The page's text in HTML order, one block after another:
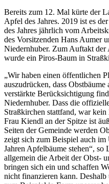
Bereits zum 12. Mal kürte der
Apfel des Jahres. 2019 ist es
des Jahres jährlich vom
des Vorsitzenden Hans Aumer
Niedernhuber. Zum Auftakt der
wurde ein Piros-Baum in
„Wir haben einen öffentlichen
auszudrücken, dass
verstärkte Berücksichtigung
Niedernhuber. Dass die
Straßkirchen stattfand, war
Frau Kiendl an der Spitze ist
Seiten der Gemeinde werden
zeigt sich zum Beispiel auch
Jahren Apfelbäume stehen“, so
allgemein die Arbeit der Obst-
bringen sich ein und schaffen
nicht finanzieren kann. Deshalb